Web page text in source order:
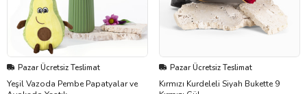
Pazar Ücretsiz Teslimat
Yeşil Vazoda Pembe Papatyalar ve
Pazar Ücretsiz Teslimat
Kırmızı Kurdeleli Siyah Bukette 9